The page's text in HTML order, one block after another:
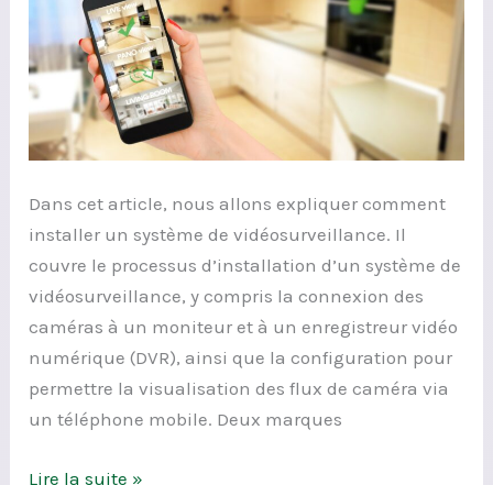
Dans cet article, nous allons expliquer comment
installer un système de vidéosurveillance. Il
couvre le processus d’installation d’un système de
vidéosurveillance, y compris la connexion des
caméras à un moniteur et à un enregistreur vidéo
numérique (DVR), ainsi que la configuration pour
permettre la visualisation des flux de caméra via
un téléphone mobile. Deux marques
Lire la suite »